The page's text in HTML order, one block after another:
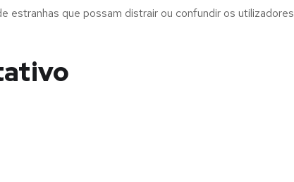
estranhas que possam distrair ou confundir os utilizadores